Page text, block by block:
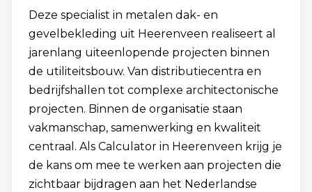
Deze specialist in metalen dak- en
gevelbekleding uit Heerenveen realiseert al
jarenlang uiteenlopende projecten binnen
de utiliteitsbouw. Van distributiecentra en
bedrijfshallen tot complexe architectonische
projecten. Binnen de organisatie staan
vakmanschap, samenwerking en kwaliteit
centraal. Als Calculator in Heerenveen krijg je
de kans om mee te werken aan projecten die
zichtbaar bijdragen aan het Nederlandse